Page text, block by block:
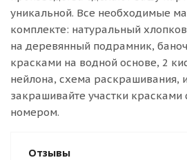
уникальной. Все необходимые
комплекте: натуральный
на деревянный подрамник,
красками на водной основе, 2
нейлона, схема раскрашивания,
закрашивайте участки
номером.
Отзывы